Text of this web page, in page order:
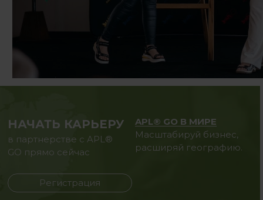
НАЧАТЬ КАРЬЕРУ
в партнерстве с APL®
GO прямо сейчас
Регистрация
APL® GO В МИРЕ
Масштабируй бизнес,
расширяй географию.